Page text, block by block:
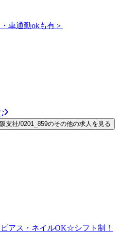
車通勤okも有＞
社/0201_859のその他の求人を見る
アス・ネイルOK☆シフト制！